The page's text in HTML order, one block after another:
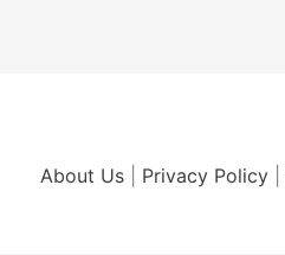
About Us| Privacy Policy|